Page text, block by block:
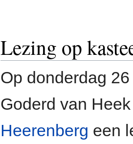
Lezing op
Op donderdag
Goderd van
Heerenberg een